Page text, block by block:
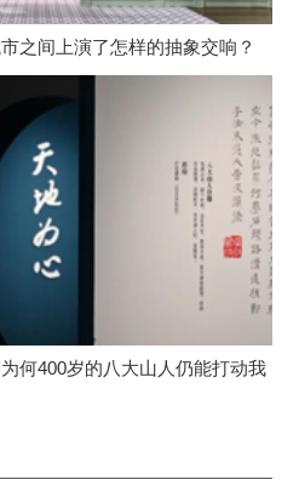
之间上演了怎样的抽象交响？
何400岁的八大山人仍能打动我